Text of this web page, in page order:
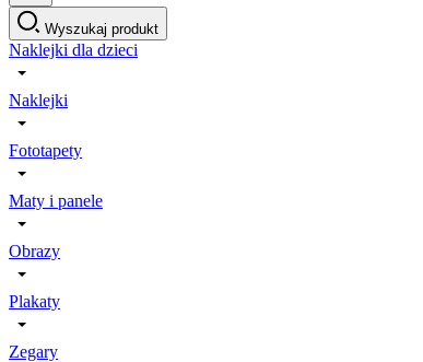
Wyszukaj produkt
Naklejki dla dzieci
Naklejki
Fototapety
Maty i panele
Obrazy
Plakaty
Zegary